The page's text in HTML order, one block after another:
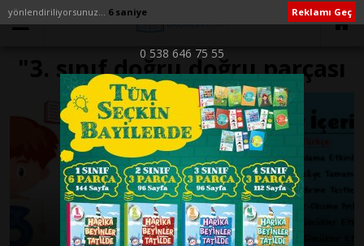
yönlendiriliyorsunuz... 6 saniye Reklamı Geç
0 538 646 75 55
"3. sınıf doğru doğru parçası
ışın modelleri" ile İlişikli
yazılar